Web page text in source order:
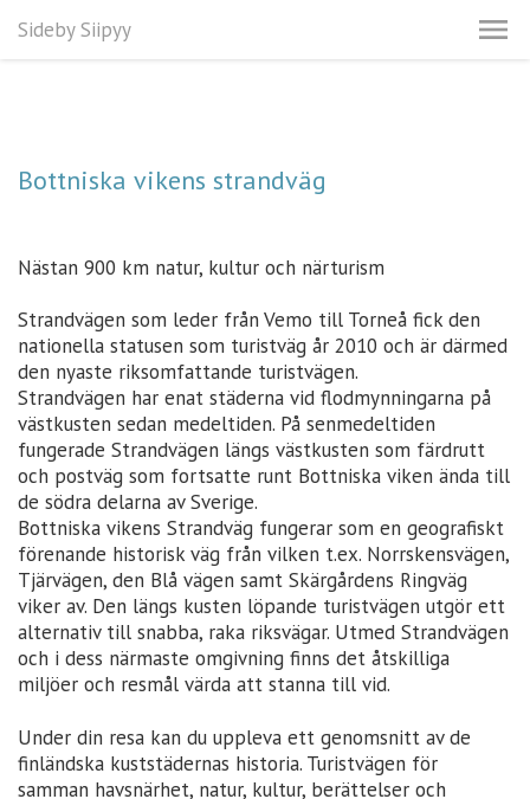
Sideby Siipyy
Bottniska vikens strandväg
Nästan 900 km natur, kultur och närturism
Strandvägen som leder från Vemo till Torneå fick den
nationella statusen som turistväg år 2010 och är därmed
den nyaste riksomfattande turistvägen.
Strandvägen har enat städerna vid flodmynningarna på
västkusten sedan medeltiden. På senmedeltiden
fungerade Strandvägen längs västkusten som färdrutt
och postväg som fortsatte runt Bottniska viken ända till
de södra delarna av Sverige.
Bottniska vikens Strandväg fungerar som en geografiskt
förenande historisk väg från vilken t.ex. Norrskensvägen,
Tjärvägen, den Blå vägen samt Skärgårdens Ringväg
viker av. Den längs kusten löpande turistvägen utgör ett
alternativ till snabba, raka riksvägar. Utmed Strandvägen
och i dess närmaste omgivning finns det åtskilliga
miljöer och resmål värda att stanna till vid.
Under din resa kan du uppleva ett genomsnitt av de
finländska kuststädernas historia. Turistvägen för
samman havsnärhet, natur, kultur, berättelser och